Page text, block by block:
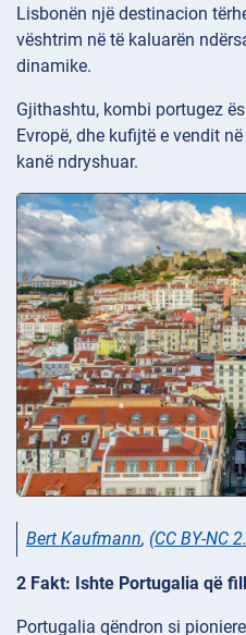
Lisbonën një destinacion
vështrim në të kaluarën
dinamike.
Gjithashtu, kombi portugez
Evropë, dhe kufijtë e vendit
kanë ndryshuar.
Bert Kaufmann, (CC BY-NC
2 Fakt: Ishte Portugalia që
Portugalia qëndron si